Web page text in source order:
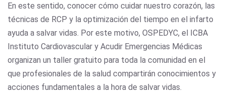
En este sentido, conocer cómo cuidar nuestro corazón, las
técnicas de RCP y la optimización del tiempo en el infarto
ayuda a salvar vidas. Por este motivo, OSPEDYC, el ICBA
Instituto Cardiovascular y Acudir Emergencias Médicas
organizan un taller gratuito para toda la comunidad en el
que profesionales de la salud compartirán conocimientos y
acciones fundamentales a la hora de salvar vidas.